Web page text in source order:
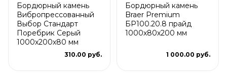
Бордюрный камень
Вибропрессованный
Выбор Стандарт
Поребрик Серый
1000х200х80 мм
310.00 руб.
Бордюрный камень
Braer Premium
БР100.20.8 прайд
1000х80х200 мм
1 000.00 руб.